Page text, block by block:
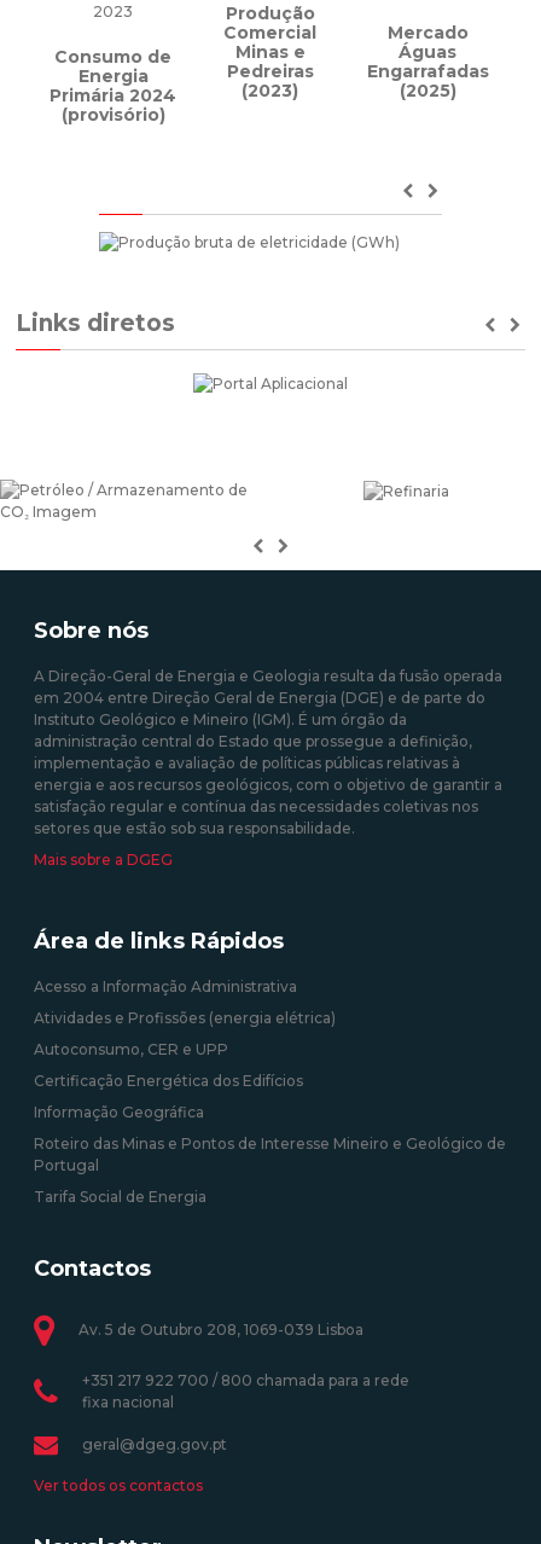
Consumo de
Energia
Primária 2024
(provisório)
Produção
Comercial
Minas e
Pedreiras
(2023)
Mercado
Águas
Engarrafadas
(2025)
Previous
Links diretos
Previous
Sobre nós
A Direção-Geral de Energia e Geologia resulta da fusão operada
em 2004 entre Direção Geral de Energia (DGE) e de parte do
Instituto Geológico e Mineiro (IGM). É um órgão da
administração central do Estado que prossegue a definição,
implementação e avaliação de políticas públicas relativas à
energia e aos recursos geológicos, com o objetivo de garantir a
satisfação regular e contínua das necessidades coletivas nos
setores que estão sob sua responsabilidade.
Mais sobre a DGEG
Área de links Rápidos
Acesso a Informação Administrativa
Atividades e Profissões (energia elétrica)
Autoconsumo, CER e UPP
Certificação Energética dos Edifícios
Informação Geográfica
Roteiro das Minas e Pontos de Interesse Mineiro e Geológico de
Portugal
Tarifa Social de Energia
Contactos
Av. 5 de Outubro 208, 1069-039 Lisboa
+351 217 922 700 / 800 chamada para a rede
fixa nacional
geral@dgeg.gov.pt
Ver todos os contactos